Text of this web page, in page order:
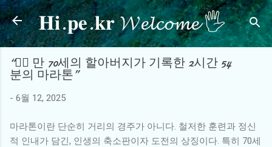
기본 콘텐츠로 건너뛰기
𝐇𝐢.𝐩𝐞.𝐤𝐫 𝓦𝓮𝓵𝓬𝓸𝓶𝓮 🖐
“🏃‍♂️ 만 70세의 할아버지가 기록한 2시간 54
분의 마라톤”
- 6월 12, 2025
마라톤이란 단순히 거리의 경주가 아니다. 철저한 훈련과 정신
적 인내가 담긴, 인생의 축소판이자 도전의 상징이다. 특히 70세